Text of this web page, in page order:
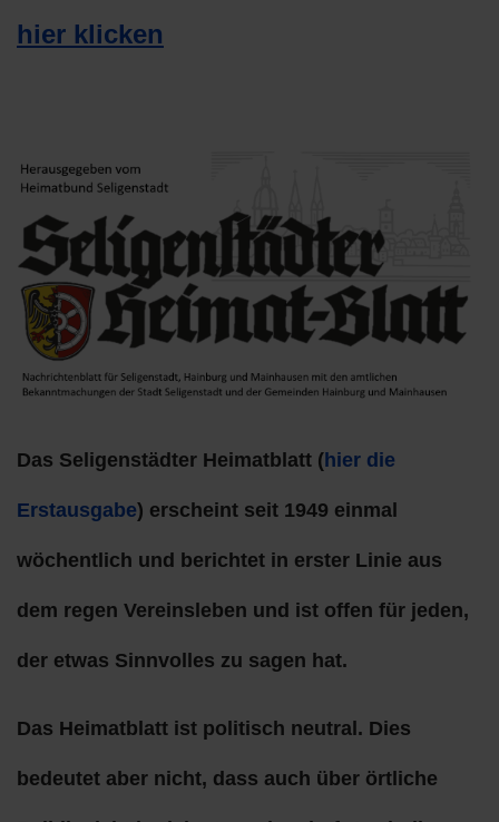
hier klicken
Das Seligenstädter Heimatblatt (hier die
Erstausgabe) erscheint seit 1949 einmal
wöchentlich und berichtet in erster Linie aus
dem regen Vereinsleben und ist offen für jeden,
der etwas Sinnvolles zu sagen hat.
Das Heimatblatt ist politisch neutral. Dies
bedeutet aber nicht, dass auch über örtliche